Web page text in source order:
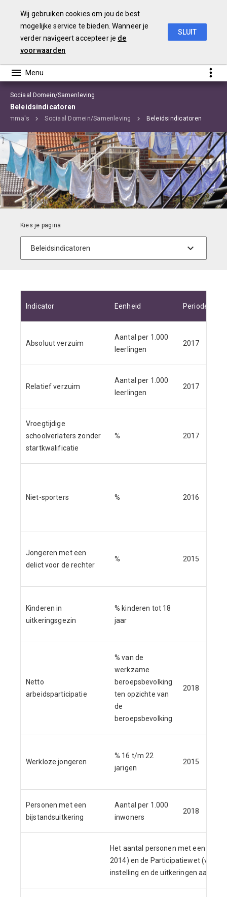
Sociaal Domein/Samenleving
Beleidsindicatoren
Sociaal Domein/Samenleving Beleidsindicatoren
Indicator Eenheid Periode
Absoluut verzuim
Aantal per 1.000
leerlingen
2017
Relatief verzuim
Aantal per 1.000
leerlingen
2017
Vroegtijdige
schoolverlaters zonder
startkwalificatie
% 2017
Niet-sporters % 2016
Jongeren met een
delict voor de rechter
% 2015
Kinderen in
uitkeringsgezin
% kinderen tot 18
jaar
Netto
arbeidsparticipatie
% van de
werkzame
beroepsbevolking
ten opzichte van
de
beroepsbevolking
2018
Werkloze jongeren
% 16 t/m 22
jarigen
2015
Personen met een
bijstandsuitkering
Aantal per 1.000
inwoners
2018
Het aantal personen met een
2014) en de Participatiewet (vanaf
instelling en de uitkeringen aan
Wij gebruiken cookies om jou de best
mogelijke service te bieden. Wanneer je
verder navigeert accepteer je de
voorwaarden
SLUIT